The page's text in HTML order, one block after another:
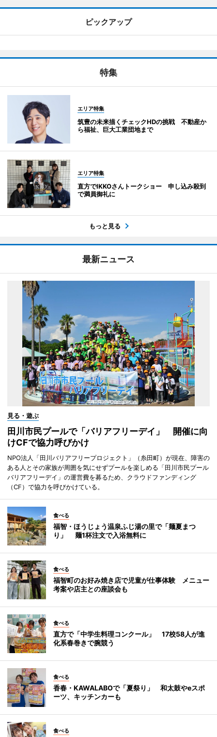
ピックアップ
特集
エリア特集
筑豊の未来描くチェックHDの挑戦 不動産か
ら福祉、巨大工業団地まで
エリア特集
直方でIKKOさんトークショー 申し込み殺到
で満員御礼に
もっと見る
最新ニュース
見る・遊ぶ
田川市民プールで「バリアフリーデイ」 開催に向
けCFで協力呼びかけ
NPO法人「田川バリアフリープロジェクト」（糸田町）が現在、障害の
ある人とその家族が周囲を気にせずプールを楽しめる「田川市民プール
バリアフリーデイ」の運営費を募るため、クラウドファンディング
（CF）で協力を呼びかけている。
食べる
福智・ほうじょう温泉ふじ湯の里で「麺夏まつ
り」 麺1杯注文で入浴無料に
食べる
福智町のお好み焼き店で児童が仕事体験 メニュー
考案や店主との座談会も
食べる
直方で「中学生料理コンクール」 17校58人が進
化系春巻きで腕競う
食べる
香春・KAWALABOで「夏祭り」 和太鼓やeスポ
ーツ、キッチンカーも
食べる